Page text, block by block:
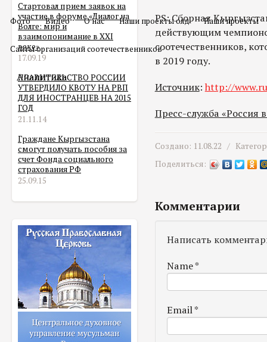
Фото Видео О нас Наши проекты олд Наши проекты
Сайты организаций соотечественников
Аналитика
Стартовал прием заявок на
участие в форуме «Диалог на
Волге: мир и
взаимопонимание в XXI
веке»
17.09.19
ПРАВИТЕЛЬСТВО РОССИИ
УТВЕРДИЛО КВОТУ НА РВП
ДЛЯ ИНОСТРАНЦЕВ НА 2015
ГОД
21.11.14
Граждане Кыргызстана
смогут получать пособия за
счет Фонда социального
страхования РФ
25.09.15
PS: Сборная
действующим
соотечественников,
в 2019 году.
Источник: http://
Пресс-служба «Россия
Создано: 11.08.22 /
Поделиться:
Комментарии
Написать
Name*
Email*